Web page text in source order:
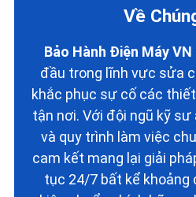
Về
Bảo Hành Điện Máy VN
đầu trong lĩnh vực sửa
khắc phục sự cố các
tận nơi. Với đội ngũ kỹ
và quy trình làm việc
cam kết mang lại giải
tục 24/7 bất kể khoảng